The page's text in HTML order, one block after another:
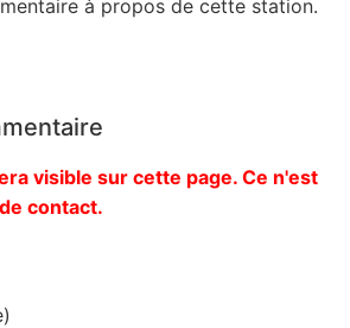
à propos de cette station.
visible sur cette page. Ce n'est
contact.